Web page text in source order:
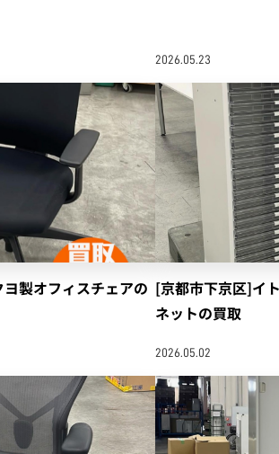
製オフィスチェアの
2026.05.23
[京都市下京区]イ
ネットの買取
2026.05.02